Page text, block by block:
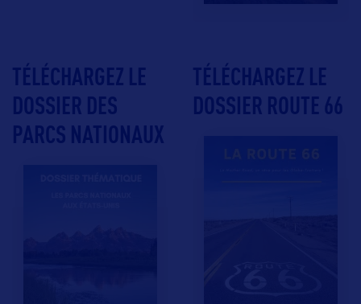
TÉLÉCHARGEZ LE
DOSSIER DES
PARCS NATIONAUX
TÉLÉCHARGEZ LE
DOSSIER ROUTE 66